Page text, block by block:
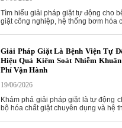
Tìm hiểu giải pháp giặt tự động cho
giặt công nghiệp, hệ thống bơm hóa
Giải Pháp Giặt Là Bệnh Viện Tự
Hiệu Quả Kiểm Soát Nhiễm
Phí Vận Hành
19/06/2026
Khám phá giải pháp giặt là tự động
bộ hóa chất giặt chuyên dụng và hệ